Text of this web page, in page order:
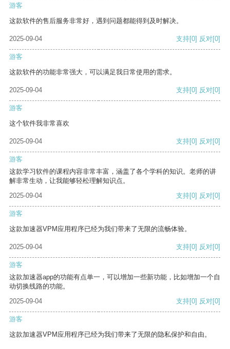
游客
这款软件的售后服务非常好，遇到问题都能得到及时解决。
2025-09-04 支持[0] 反对[0]
游客
这款软件的功能非常强大，可以满足我日常使用的需求。
2025-09-04 支持[0] 反对[0]
游客
这个软件我非常喜欢
2025-09-04 支持[0] 反对[0]
游客
这款学习软件的课程内容非常丰富，涵盖了各个学科的知识。老师的讲
解非常生动，让我能够轻松理解知识点。
2025-09-04
支持[0] 反对[0]
游客
这款加速器VPM应用程序已经为我们带来了无限的流畅体验。
2025-09-04 支持[0] 反对[0]
游客
这款加速器app的功能有点单一，可以增加一些新功能，比如增加一个自
动切换线路的功能。
2025-09-04
支持[0] 反对[0]
游客
这款加速器VPM应用程序已经为我们带来了无限的隐私保护和自由。